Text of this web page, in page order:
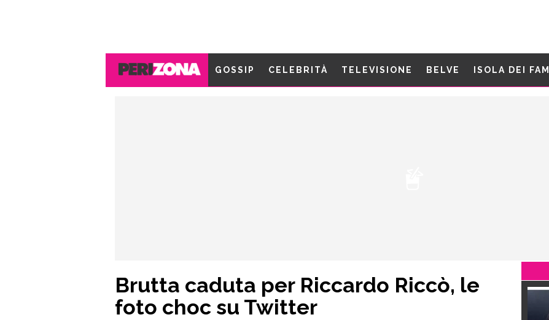
GOSSIP CELEBRITÀ TELEVISIONE BELVE ISOLA DEI
Brutta caduta per Riccardo Riccò, le
foto choc su Twitter